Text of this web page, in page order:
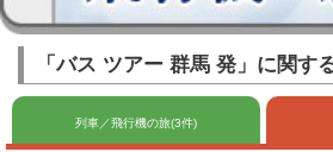
「バス ツアー 群馬 発」に関す
列車／飛行機の旅(3件)